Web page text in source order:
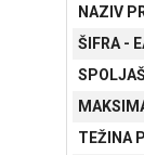
NAZIV
ŠIFRA -
TEŽINA